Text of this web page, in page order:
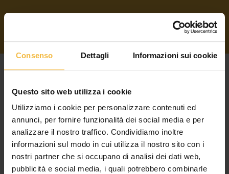
Consenso Dettagli Informazioni sui cookie
Questo sito web utilizza i cookie
Utilizziamo i cookie per personalizzare contenuti ed
annunci, per fornire funzionalità dei social media e per
analizzare il nostro traffico. Condividiamo inoltre
informazioni sul modo in cui utilizza il nostro sito con i
nostri partner che si occupano di analisi dei dati web,
pubblicità e social media, i quali potrebbero combinarle
Gradella -
2019